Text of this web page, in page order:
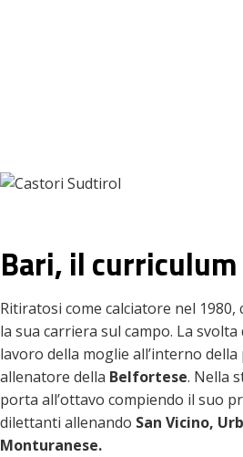
Bari, il
Ritiratosi come calciatore nel
la sua carriera sul campo. La
lavoro della moglie all’interno
allenatore della Belfortese. Nella
porta all’ottavo compiendo il suo
dilettanti allenando San Vicino,
Monturanese.